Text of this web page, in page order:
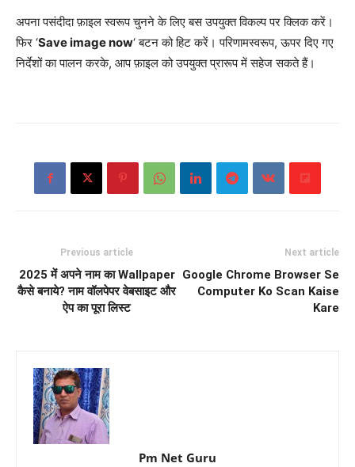
अपना पसंदीदा फ़ाइल स्वरूप चुनने के लिए बस उपयुक्त विकल्प पर क्लिक करें।
फिर ‘Save image now‘ बटन को हिट करें। परिणामस्वरूप, ऊपर दिए गए
निर्देशों का पालन करके, आप फ़ाइल को उपयुक्त प्रारूप में सहेज सकते हैं।
Previous article
2025 में अपने नाम का Wallpaper
कैसे बनाये? नाम वॉलपेपर वेबसाइट और
ऐप का पूरा लिस्ट
Next article
Google Chrome Browser Se
Computer Ko Scan Kaise
Kare
Pm Net Guru